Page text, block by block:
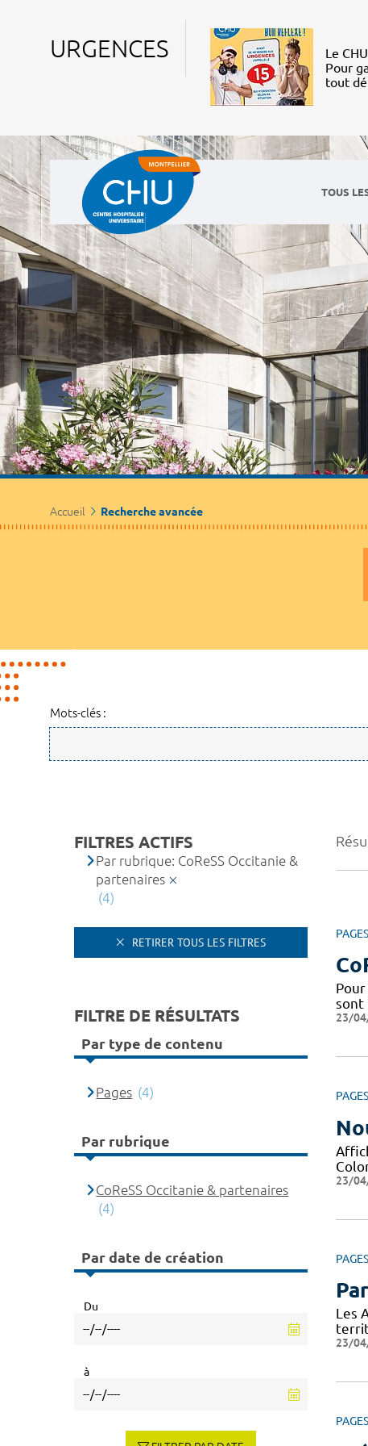
URGENCES
Le
Pour
tout
TOUS
Accueil Recherche avancée
Mots-clés :
PAGES
sont
23/
PAGES
23/
PAGES
Les
23/
PAGES
FILTRES ACTIFS
Par rubrique: CoReSS Occitanie &
partenaires
(4)
RETIRER TOUS LES FILTRES
FILTRE DE RÉSULTATS
Par type de contenu
Pages (4)
Par rubrique
CoReSS Occitanie & partenaires
(4)
Par date de création
Du
à